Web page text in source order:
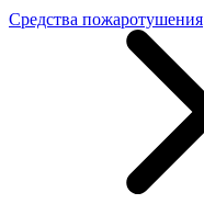
Средства пожаротушения